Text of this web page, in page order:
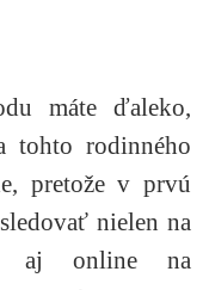
máte ďaleko,
tohto rodinného
pretože v prvú
nielen na
aj online na